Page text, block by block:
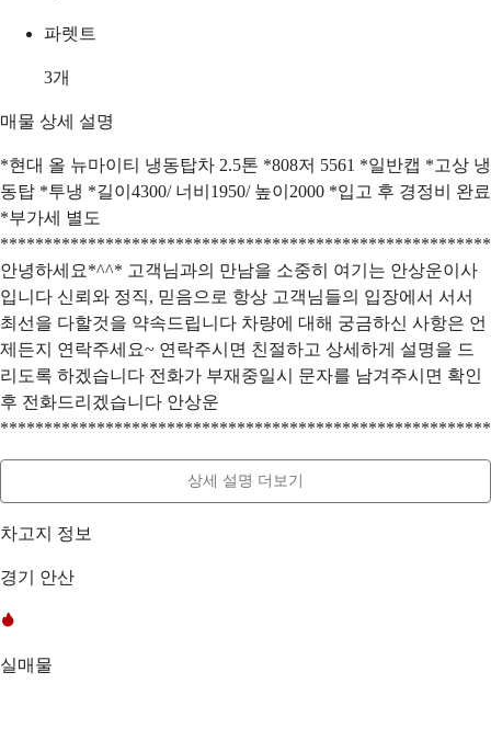
파렛트
3개
매물 상세 설명
*현대 올 뉴마이티 냉동탑차 2.5톤 *808저 5561 *일반캡 *고상 냉
동탑 *투냉 *길이4300/ 너비1950/ 높이2000 *입고 후 경정비 완료
*부가세 별도
안녕하세요*^^* 고객님과의 만남을 소중히 여기는 안상운이사
입니다 신뢰와 정직, 믿음으로 항상 고객님들의 입장에서 서서
최선을 다할것을 약속드립니다 차량에 대해 궁금하신 사항은 언
제든지 연락주세요~ 연락주시면 친절하고 상세하게 설명을 드
리도록 하겠습니다 전화가 부재중일시 문자를 남겨주시면 확인
후 전화드리겠습니다 안상운
상세 설명 더보기
차고지 정보
경기 안산
실매물